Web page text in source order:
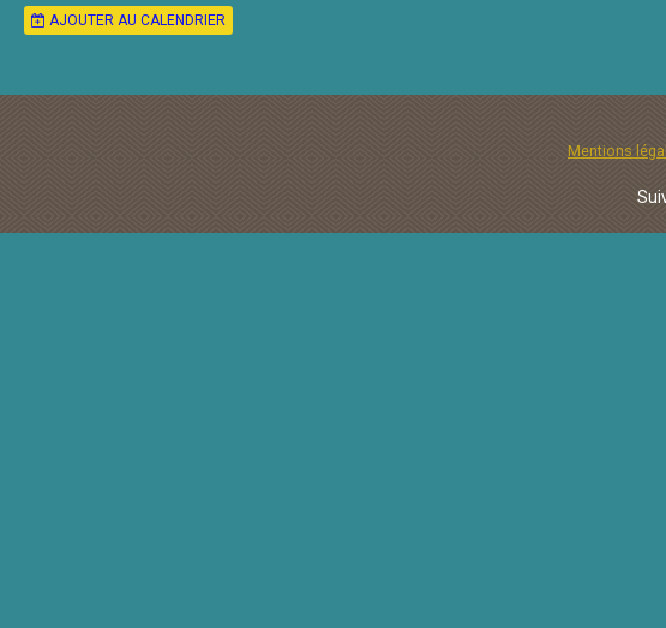
AJOUTER AU CALENDRIER
Mentions